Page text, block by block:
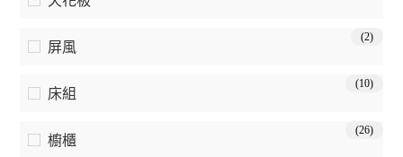
屏風
(2)
床組
(10)
櫥櫃
(26)